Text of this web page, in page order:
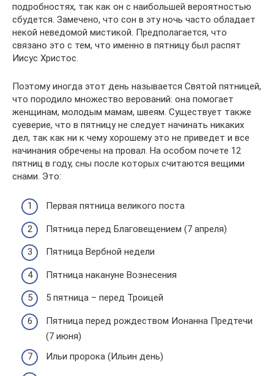
подробностях, так как он с наибольшей вероятностью
сбудется. Замечено, что сон в эту ночь часто обладает
некой неведомой мистикой. Предполагается, что
связано это с тем, что именно в пятницу был распят
Иисус Христос.
Поэтому иногда этот день называется Святой пятницей,
что породило множество верований: она помогает
женщинам, молодым мамам, швеям. Существует также
суеверие, что в пятницу не следует начинать никаких
дел, так как ни к чему хорошему это не приведет и все
начинания обречены на провал. На особом почете 12
пятниц в году, сны после которых считаются вещими
снами. Это:
Первая пятница великого поста
Пятница перед Благовещением (7 апреля)
Пятница Вербной недели
Пятница накануне Вознесения
5 пятница – перед Троицей
Пятница перед рождеством Ионанна Предтечи
(7 июня)
Ильи пророка (Ильин день)